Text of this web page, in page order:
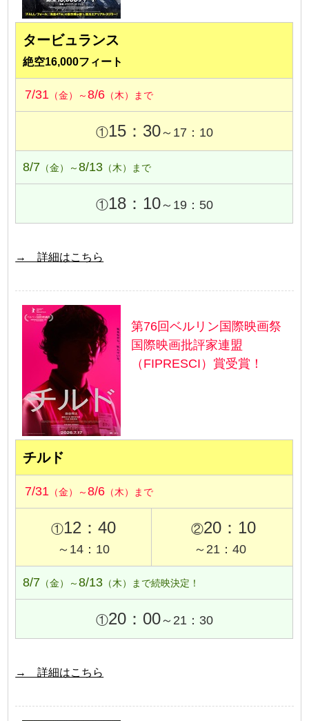
タービュランス
絶空16,000フィート
7/31 （金）～8/6 （木）まで
①15：30～17：10
8/7 （金）～8/13 （木）まで
①18：10～19：50
→ 詳細はこちら
第76回ベルリン国際映画祭
国際映画批評家連盟
（FIPRESCI）賞受賞！
チルド
7/31 （金）～8/6 （木）まで
①12：40
～14：10
②20：10
～21：40
8/7 （金）～8/13 （木）まで続映決定！
①20：00～21：30
→ 詳細はこちら